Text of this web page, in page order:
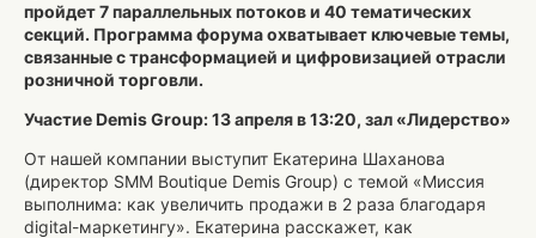
пройдет 7 параллельных потоков и 40 тематических
секций. Программа форума охватывает ключевые темы,
связанные с трансформацией и цифровизацией отрасли
розничной торговли.
Участие Demis Group: 13 апреля в 13:20, зал «Лидерство»
От нашей компании выступит Екатерина Шаханова
(директор SMM Boutique Demis Group) с темой «Миссия
выполнима: как увеличить продажи в 2 раза благодаря
digital-маркетингу». Екатерина расскажет, как